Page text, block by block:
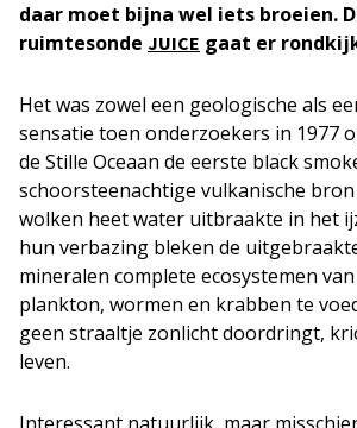
daar moet bijna wel iets broeien.
ruimtesonde JUICE gaat er
Het was zowel een geologische als
sensatie toen onderzoekers in 1977
de Stille Oceaan de eerste black
schoorsteenachtige vulkanische
wolken heet water uitbraakte in het
hun verbazing bleken de
mineralen complete ecosystemen
plankton, wormen en krabben te
geen straaltje zonlicht doordringt,
leven.